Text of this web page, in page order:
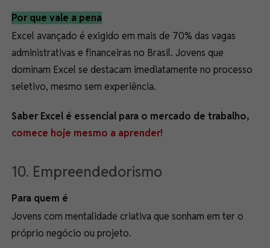
Por que vale a pena
Excel avançado é exigido em mais de 70% das vagas
administrativas e financeiras no Brasil. Jovens que
dominam Excel se destacam imediatamente no processo
seletivo, mesmo sem experiência.
Saber Excel é essencial para o mercado de trabalho,
comece hoje mesmo a aprender!
10. Empreendedorismo
Para quem é
Jovens com mentalidade criativa que sonham em ter o
próprio negócio ou projeto.